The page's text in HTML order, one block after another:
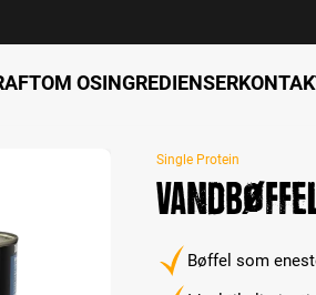
OM OSINGREDIENSER
Single Protein
Bøffel som